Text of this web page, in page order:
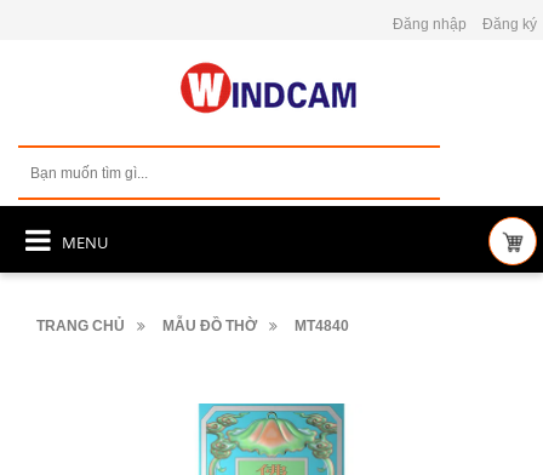
Đăng nhập Đăng ký
MENU
TRANG CHỦ MẪU ĐỒ THỜ MT4840